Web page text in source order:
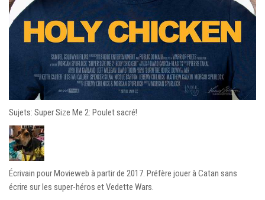
Sujets: Super Size Me 2: Poulet sacré!
Écrivain pour Movieweb à partir de 2017. Préfère jouer à Catan sans
écrire sur les super-héros et Vedette Wars.